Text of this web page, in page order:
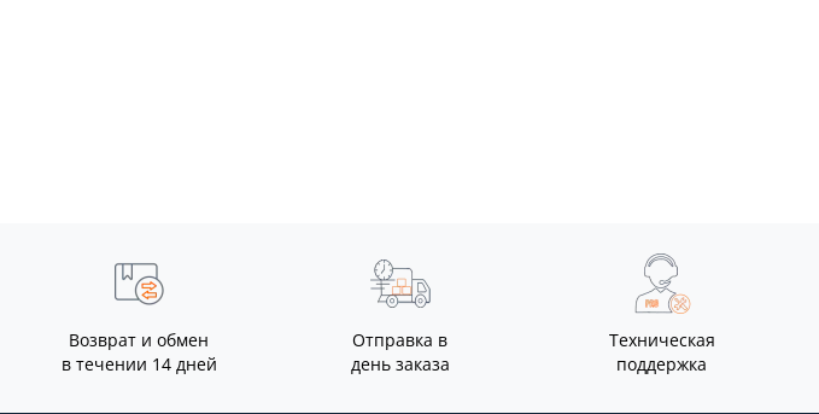
Возврат и обмен
в течении 14 дней
Отправка в
день заказа
Техническая
поддержка